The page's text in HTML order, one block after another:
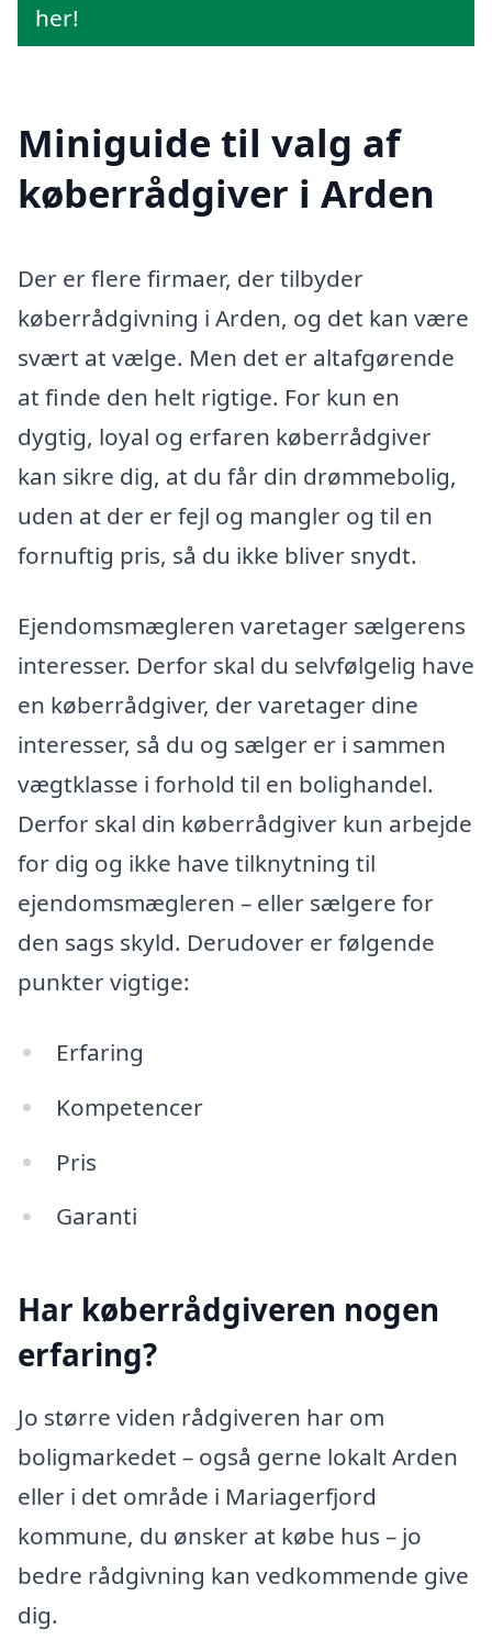
her!
Miniguide til valg af
køberrådgiver i Arden
Der er flere firmaer, der tilbyder
køberrådgivning i Arden, og det kan være
svært at vælge. Men det er altafgørende
at finde den helt rigtige. For kun en
dygtig, loyal og erfaren køberrådgiver
kan sikre dig, at du får din drømmebolig,
uden at der er fejl og mangler og til en
fornuftig pris, så du ikke bliver snydt.
Ejendomsmægleren varetager sælgerens
interesser. Derfor skal du selvfølgelig have
en køberrådgiver, der varetager dine
interesser, så du og sælger er i sammen
vægtklasse i forhold til en bolighandel.
Derfor skal din køberrådgiver kun arbejde
for dig og ikke have tilknytning til
ejendomsmægleren – eller sælgere for
den sags skyld. Derudover er følgende
punkter vigtige:
Erfaring
Kompetencer
Pris
Garanti
Har køberrådgiveren nogen
erfaring?
Jo større viden rådgiveren har om
boligmarkedet – også gerne lokalt Arden
eller i det område i Mariagerfjord
kommune, du ønsker at købe hus – jo
bedre rådgivning kan vedkommende give
dig.